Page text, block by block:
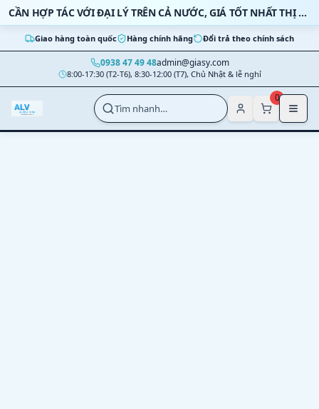
Bỏ qua nội dung CẦN HỢP TÁC VỚI ĐẠI LÝ TRÊN CẢ NƯỚC, GIÁ TỐT NHẤT THỊ TRƯỜNG
Giao hàng toàn quốc Hàng chính hãng Đổi trả theo chính sách
0938 47 49 48admin@giasy.com
8:00-17:30 (T2-T6), 8:30-12:00 (T7), Chủ Nhật & lễ nghỉ
Nhảy tới nội dung chính
Tìm nhanh…
0